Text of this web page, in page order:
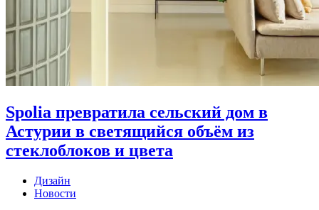
Spolia превратила сельский дом в
Астурии в светящийся объём из
стеклоблоков и цвета
Дизайн
Новости